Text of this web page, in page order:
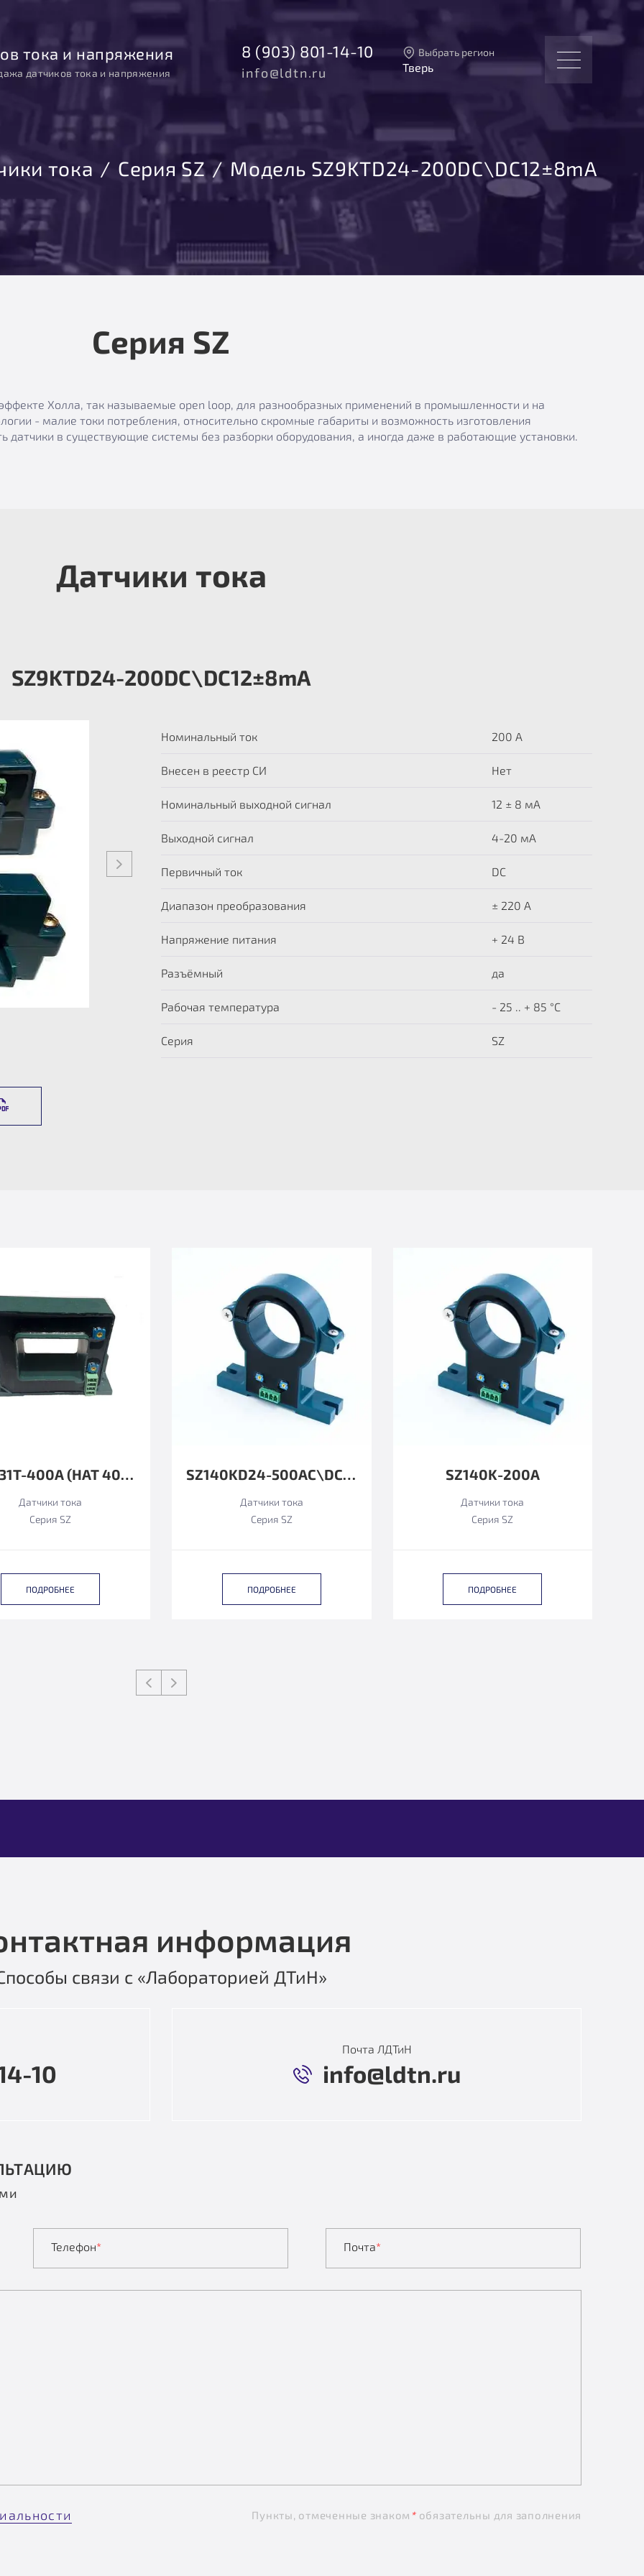
тока и напряжения
датчиков тока и напряжения
8 (903) 801-14-10
info@ldtn.ru
Выбрать регион
Тверь
Екатеринбург
тока Серия SZ Модель SZ9KTD24-200DC\DC12±8mA
Серия SZ
Холла, так называемые open loop, для разнообразных применений в промышленности и на
- малие токи потребления, относительно скромные габариты и возможность изготовления
датчики в существующие системы без разборки оборудования, а иногда даже в работающие установки.
Датчики тока
SZ9KTD24-200DC\DC12±8mA
Номинальный ток 200 А
Внесен в реестр СИ Нет
Номинальный выходной сигнал 12 ± 8 мА
Выходной сигнал 4-20 мА
Первичный ток DC
Диапазон преобразования ± 220 A
Напряжение питания + 24 В
Разъёмный да
Рабочая температура - 25 .. + 85 °C
Серия SZ
SZ4131T-400А (HAT 400-S ФУНКЦИОНАЛЬНЫЙ АНАЛОГ)
Датчики тока
Серия SZ
ПОДРОБНЕЕ
SZ140KD24-500AC\DC4-20MA
Датчики тока
Серия SZ
ПОДРОБНЕЕ
SZ140K-200А
Датчики тока
Серия SZ
ПОДРОБНЕЕ
информация
связи с «Лабораторией ДТиН»
10
Почта ЛДТиН
info@ldtn.ru
Телефон* Почта*
Пункты, отмеченные знаком *обязательны для заполнения